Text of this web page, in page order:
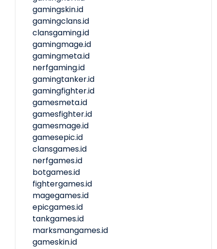
gamingskin.id
gamingclans.id
clansgaming.id
gamingmage.id
gamingmeta.id
nerfgaming.id
gamingtanker.id
gamingfighter.id
gamesmeta.id
gamesfighter.id
gamesmage.id
gamesepic.id
clansgames.id
nerfgames.id
botgames.id
fightergames.id
magegames.id
epicgames.id
tankgames.id
marksmangames.id
gameskin.id